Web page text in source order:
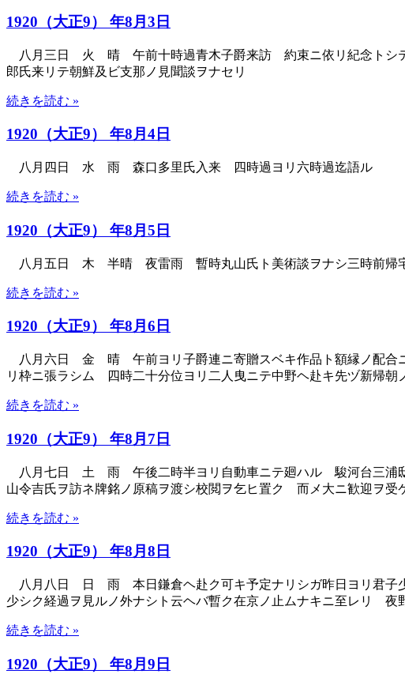
1920（大正9） 年8月3日
八月三日 火 晴 午前十時過青木子爵来訪 約束ニ依リ紀念トシ
郎氏来リテ朝鮮及ビ支那ノ見聞談ヲナセリ
続きを読む »
1920（大正9） 年8月4日
八月四日 水 雨 森口多里氏入来 四時過ヨリ六時過迄語ル
続きを読む »
1920（大正9） 年8月5日
八月五日 木 半晴 夜雷雨 暫時丸山氏ト美術談ヲナシ三時前帰宅
続きを読む »
1920（大正9） 年8月6日
八月六日 金 晴 午前ヨリ子爵連ニ寄贈スベキ作品ト額縁ノ配合ニ
リ枠ニ張ラシム 四時二十分位ヨリ二人曳ニテ中野ヘ赴キ先ヅ新帰朝
続きを読む »
1920（大正9） 年8月7日
八月七日 土 雨 午後二時半ヨリ自動車ニテ廻ハル 駿河台三浦
山令吉氏ヲ訪ネ牌銘ノ原稿ヲ渡シ校閲ヲ乞ヒ置ク 而メ大ニ歓迎ヲ受
続きを読む »
1920（大正9） 年8月8日
八月八日 日 雨 本日鎌倉ヘ赴ク可キ予定ナリシガ昨日ヨリ君子
少シク経過ヲ見ルノ外ナシト云ヘバ暫ク在京ノ止ムナキニ至レリ
続きを読む »
1920（大正9） 年8月9日